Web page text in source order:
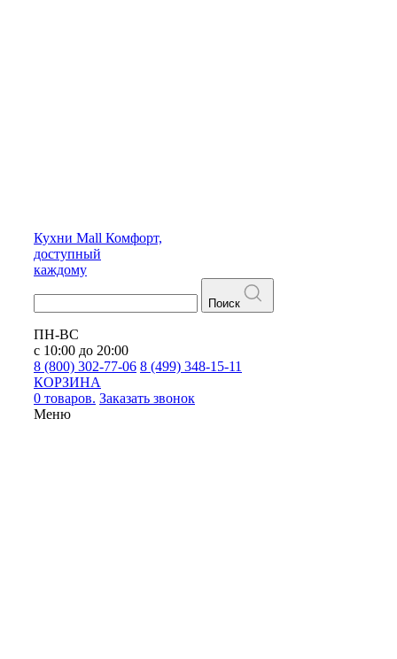
Кухни Mall Комфорт,
доступный
каждому
Поиск
ПН-ВС
с 10:00 до 20:00
8 (800) 302-77-06 8 (499) 348-15-11
КОРЗИНА
0 товаров. Заказать звонок
Меню